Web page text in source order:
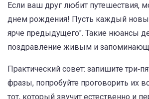
Если ваш друг любит путешествия,
днем рождения! Пусть каждый
ярче предыдущего". Такие нюансы
поздравление живым и
Практический совет: запишите
фразы, попробуйте проговорить их
тот, который звучит естественно и